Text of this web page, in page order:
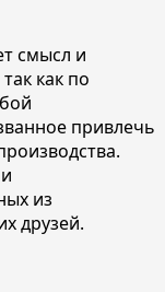
смысл и
как по
привлечь
из
друзей.